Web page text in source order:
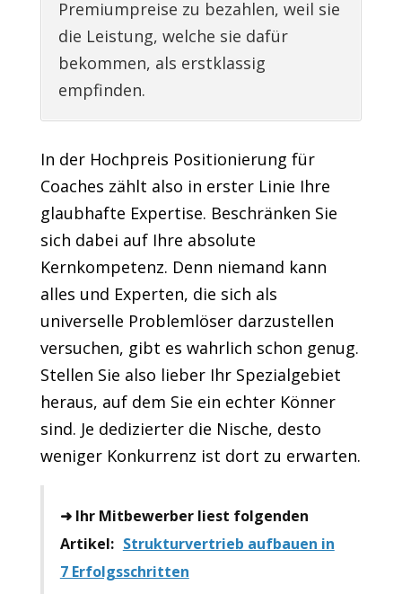
Premiumpreise zu bezahlen, weil sie
die Leistung, welche sie dafür
bekommen, als erstklassig
empfinden.
In der Hochpreis Positionierung für
Coaches zählt also in erster Linie Ihre
glaubhafte Expertise. Beschränken Sie
sich dabei auf Ihre absolute
Kernkompetenz. Denn niemand kann
alles und Experten, die sich als
universelle Problemlöser darzustellen
versuchen, gibt es wahrlich schon genug.
Stellen Sie also lieber Ihr Spezialgebiet
heraus, auf dem Sie ein echter Könner
sind. Je dedizierter die Nische, desto
weniger Konkurrenz ist dort zu erwarten.
➜ Ihr Mitbewerber liest folgenden
Artikel: Strukturvertrieb aufbauen in
7 Erfolgsschritten